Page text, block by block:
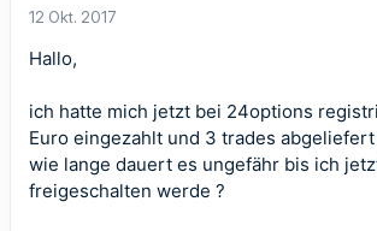
12 Okt. 2017
Hallo,
ich hatte mich jetzt bei 24options
Euro eingezahlt und 3 trades
wie lange dauert es ungefähr bis ich
freigeschalten werde ?